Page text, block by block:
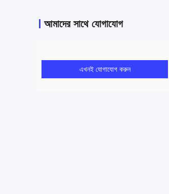
আমাদের সাথে যোগাযোগ
এখনই যোগাযোগ করুন